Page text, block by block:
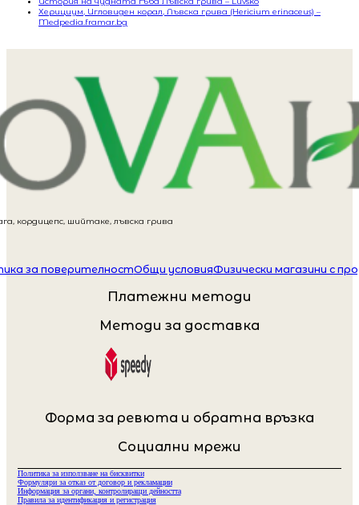
Херициум, Игловиден корал, Лъвска грива (Hericium erinaceus) –
Medpedia.framar.bg
кордицепс, шийтаке, лъвска грива
за поверителностОбщи условияФизически магазини с
Платежни методи
Методи за доставка
Форма за ревюта и обратна връзка
Социални мрежи
Политика за използване на бисквитки
Формуляри за отказ от договор и рекламации
Информация за органи, контролиращи дейността
Правила за идентификация и регистрация